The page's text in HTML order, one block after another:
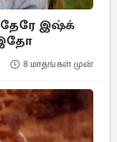
இஷ்க்
இதோ
8 மாதங்கள் முன்